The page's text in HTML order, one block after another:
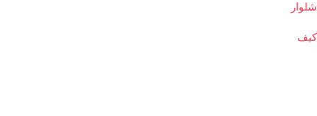
شلوار
کیف